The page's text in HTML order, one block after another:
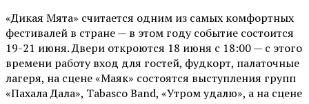
«Дикая Мята» считается одним из самых комфортных
фестивалей в стране — в этом году событие состоится
19-21 июня. Двери откроются 18 июня с 18:00 — с этого
времени работу вход для гостей, фудкорт, палаточные
лагеря, на сцене «Маяк» состоятся выступления групп
«Пахала Дала», Tabasco Band, «Утром удалю», а на сцене